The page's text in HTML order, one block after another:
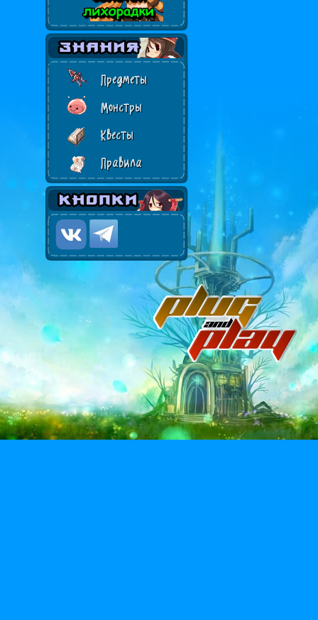
Предметы
Монстры
Квесты
Правила